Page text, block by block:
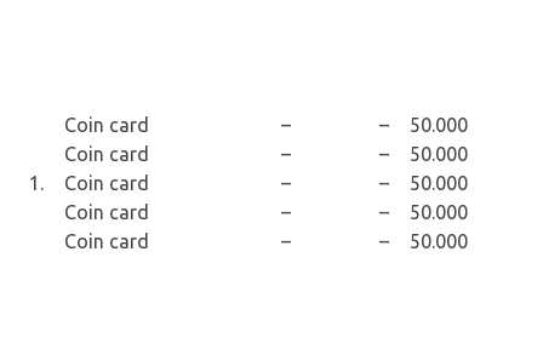
1.
Coin card
Coin card
Coin card
Coin card
Coin card
–
–
–
–
–
–
–
–
–
–
50.000
50.000
50.000
50.000
50.000